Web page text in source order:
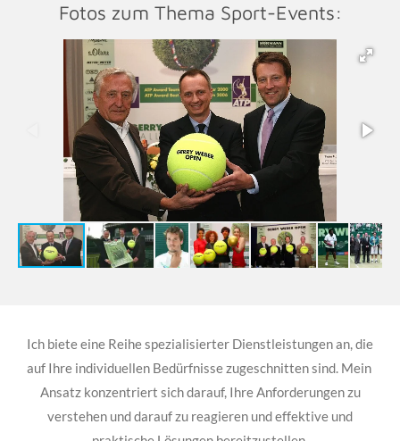
Fotos zum Thema Sport-Events:
Ich biete eine Reihe spezialisierter Dienstleistungen an, die
auf Ihre individuellen Bedürfnisse zugeschnitten sind. Mein
Ansatz konzentriert sich darauf, Ihre Anforderungen zu
verstehen und darauf zu reagieren und effektive und